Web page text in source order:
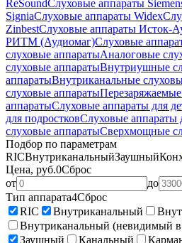
ReSoundСлуховые аппараты
SigniaСлуховые аппараты Widex
ZinbestСлуховые аппараты Исток-
РИТМ (Аудиомаг)Слуховые
слуховые аппаратыАналоговые
слуховые аппаратыВнутриушные
аппаратыВнутриканальные
слуховые аппараты
аппаратыСлуховые аппараты для
для подростковСлуховые аппараты
слуховые аппаратыСверхмощные
Подбор по параметрам
RICВнутриканальныйЗаушный
Цена, руб.0Сброс
от
до
Тип аппарата4Сброс
RIC
Внутриканальный
Внутриканальный (невидимый в
Заушный
Канальный